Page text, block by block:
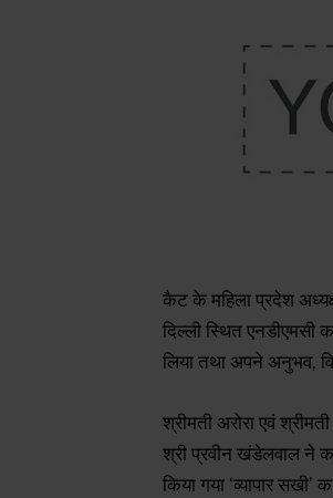
कैट के महिला प्रदेश
दिल्ली स्थित एनडीएमसी
लिया तथा अपने अनुभव,
श्रीमती अरोरा एवं
श्री प्रवीन खंडेलवाल ने
किया गया ‘व्यापार